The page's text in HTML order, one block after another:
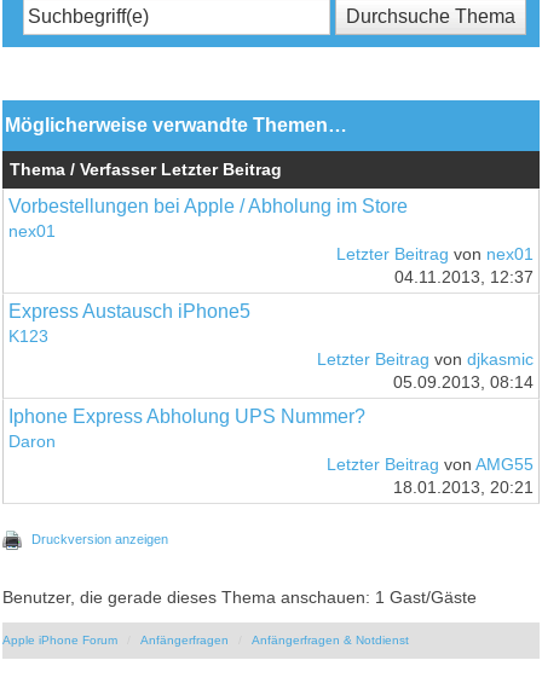
Möglicherweise verwandte Themen…
Thema / Verfasser Letzter Beitrag
Vorbestellungen bei Apple / Abholung im Store
nex01
Letzter Beitrag von nex01
04.11.2013, 12:37
Express Austausch iPhone5
K123
Letzter Beitrag von djkasmic
05.09.2013, 08:14
Iphone Express Abholung UPS Nummer?
Daron
Letzter Beitrag von AMG55
18.01.2013, 20:21
Druckversion anzeigen
Benutzer, die gerade dieses Thema anschauen: 1 Gast/Gäste
Apple iPhone Forum Anfängerfragen Anfängerfragen & Notdienst